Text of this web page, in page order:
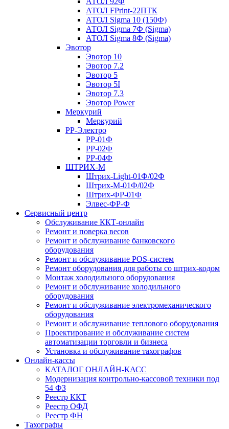
АТОЛ FPrint-22ПТК
АТОЛ Sigma 10 (150Ф)
АТОЛ Sigma 7Ф (Sigma)
АТОЛ Sigma 8Ф (Sigma)
Эвотор
Эвотор 10
Эвотор 7.2
Эвотор 5
Эвотор 5I
Эвотор 7.3
Эвотор Power
Меркурий
Меркурий
РР-Электро
РР-01Ф
РР-02Ф
РР-04Ф
ШТРИХ-М
Штрих-Light-01Ф/02Ф
Штрих-М-01Ф/02Ф
Штрих-ФР-01Ф
Элвес-ФР-Ф
Сервисный центр
Обслуживание ККТ-онлайн
Ремонт и поверка весов
Ремонт и обслуживание банковского
оборудования
Ремонт и обслуживание POS-систем
Ремонт оборудования для работы со штрих-кодом
Монтаж холодильного оборудования
Ремонт и обслуживание холодильного
оборудования
Ремонт и обслуживание электромеханического
оборудования
Ремонт и обслуживание теплового оборудования
Проектирование и обслуживание систем
автоматизации торговли и бизнеса
Установка и обслуживание тахографов
Онлайн-кассы
КАТАЛОГ ОНЛАЙН-КАСС
Модернизация контрольно-кассовой техники под
54 ФЗ
Реестр ККТ
Реестр ОФД
Реестр ФН
Тахографы